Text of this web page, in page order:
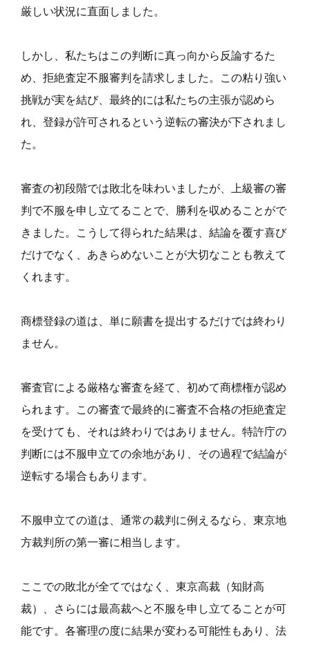
厳しい状況に直面しました。
しかし、私たちはこの判断に真っ向から反論するた
め、拒絶査定不服審判を請求しました。この粘り強い
挑戦が実を結び、最終的には私たちの主張が認めら
れ、登録が許可されるという逆転の審決が下されまし
た。
審査の初段階では敗北を味わいましたが、上級審の審
判で不服を申し立てることで、勝利を収めることがで
きました。こうして得られた結果は、結論を覆す喜び
だけでなく、あきらめないことが大切なことも教えて
くれます。
商標登録の道は、単に願書を提出するだけでは終わり
ません。
審査官による厳格な審査を経て、初めて商標権が認め
られます。この審査で最終的に審査不合格の拒絶査定
を受けても、それは終わりではありません。特許庁の
判断には不服申立ての余地があり、その過程で結論が
逆転する場合もあります。
不服申立ての道は、通常の裁判に例えるなら、東京地
方裁判所の第一審に相当します。
ここでの敗北が全てではなく、東京高裁（知財高
裁）、さらには最高裁へと不服を申し立てることが可
能です。各審理の度に結果が変わる可能性もあり、法